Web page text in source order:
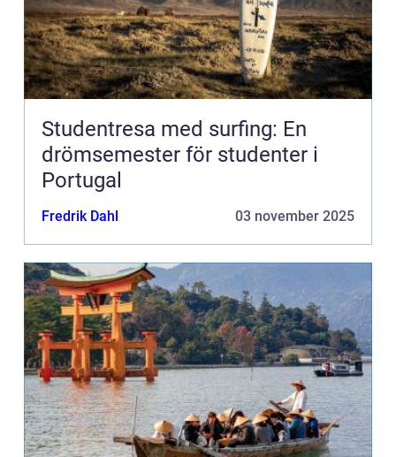
Studentresa med surfing: En
drömsemester för studenter i
Portugal
Fredrik Dahl 03 november 2025